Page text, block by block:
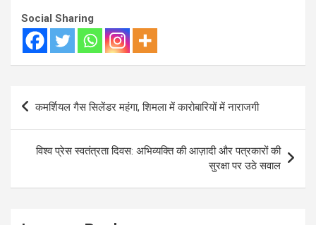
Social Sharing
Post
कमर्शियल गैस सिलेंडर महंगा, शिमला में कारोबारियों में नाराजगी
विश्व प्रेस स्वतंत्रता दिवस: अभिव्यक्ति की आज़ादी और पत्रकारों की
सुरक्षा पर उठे सवाल